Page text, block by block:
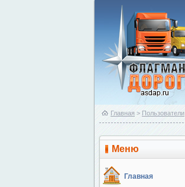
Главная > Пользователи
Меню
Главная